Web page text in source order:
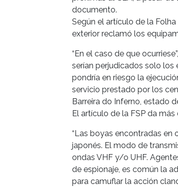
documento.
Según el artículo de la
exterior reclamó los
“En el caso de que
serían perjudicados solo
pondría en riesgo la
servicio prestado por los
Barreira do Inferno, estado
El artículo de la FSP da más
“Las boyas encontradas en
japonés. El modo de
ondas VHF y/o UHF.
de espionaje, es común la
para camuflar la acción